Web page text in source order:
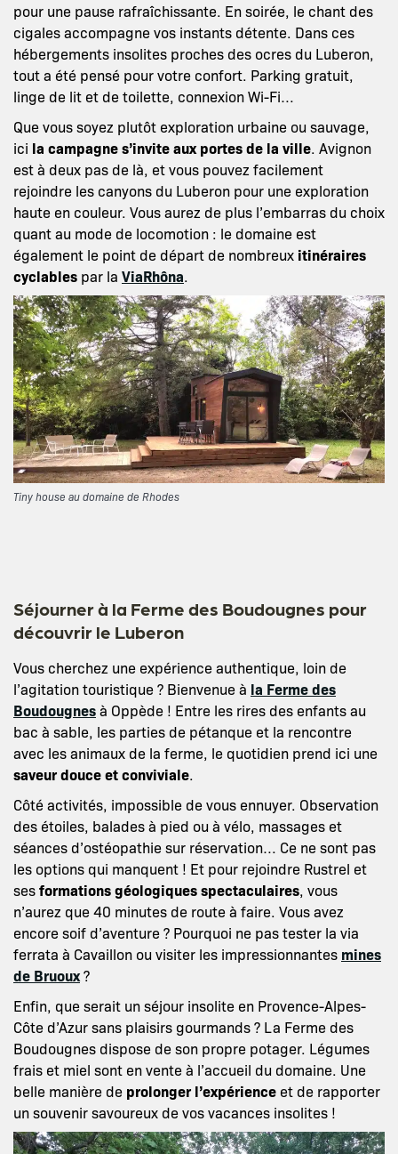
pour une pause rafraîchissante. En soirée, le chant des
cigales accompagne vos instants détente. Dans ces
hébergements insolites proches des ocres du Luberon,
tout a été pensé pour votre confort. Parking gratuit,
linge de lit et de toilette, connexion Wi-Fi…
Que vous soyez plutôt exploration urbaine ou sauvage,
ici la campagne s’invite aux portes de la ville. Avignon
est à deux pas de là, et vous pouvez facilement
rejoindre les canyons du Luberon pour une exploration
haute en couleur. Vous aurez de plus l’embarras du choix
quant au mode de locomotion : le domaine est
également le point de départ de nombreux itinéraires
cyclables par la ViaRhôna.
Tiny house au domaine de Rhodes
Séjourner à la Ferme des Boudougnes pour
découvrir le Luberon
Vous cherchez une expérience authentique, loin de
l’agitation touristique ? Bienvenue à la Ferme des
Boudougnesà Oppède ! Entre les rires des enfants au
bac à sable, les parties de pétanque et la rencontre
avec les animaux de la ferme, le quotidien prend ici une
saveur douce et conviviale.
Côté activités, impossible de vous ennuyer. Observation
des étoiles, balades à pied ou à vélo, massages et
séances d’ostéopathie sur réservation… Ce ne sont pas
les options qui manquent ! Et pour rejoindre Rustrel et
sesformations géologiques spectaculaires, vous
n’aurez que 40 minutes de route à faire. Vous avez
encore soif d’aventure ? Pourquoi ne pas tester la via
ferrata à Cavaillon ou visiter les impressionnantes mines
de Bruoux?
Enfin, que serait un séjour insolite en Provence-Alpes-
Côte d’Azur sans plaisirs gourmands ? La Ferme des
Boudougnes dispose de son propre potager. Légumes
frais et miel sont en vente à l’accueil du domaine. Une
belle manière de prolonger l’expérience et de rapporter
un souvenir savoureux de vos vacances insolites !